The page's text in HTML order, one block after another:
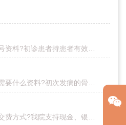
问：门诊挂号资料?初诊患者持患者有效身份证件或医保卡。复诊患者持患者有效身份证件或医保卡，及我院就诊卡。挂号地点：收费处挂号窗口。问：是否可以今天挂号明日就诊?我院实行当日挂号当日就诊，您可以通过拨打40…
问：看门诊需要什么资料?初次发病的骨穿报告既往的出院记录、病历资料及用药清单如近期有感染或发热，请携带近期的影像检查报告问：看诊资料拍照、口述或自己手写病情描述行不行?可以将拍照资料清晰打印，结合口述清…
问：医院的交费方式?我院支持现金、银行卡、微信、支付宝、汇款多种付款方式。问：收费处的工作时间?24小时全天制。问：医院的发票为什么与其他医院的发票不一样?我院是营利性医院，使用的是国家税务局统一印制的服…